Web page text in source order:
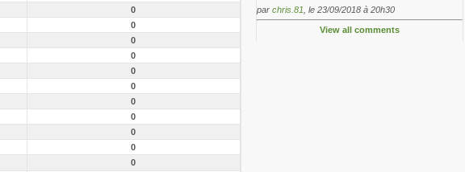
0
0
0
0
0
0
0
0
0
0
0
par chris.81 , le 23/09/2018 à 20h30
View all comments